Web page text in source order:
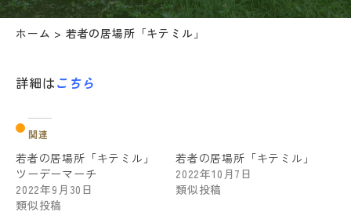
ホーム > 若者の居場所「キテミル」
詳細はこちら
関連
若者の居場所「キテミル」
ツーデーマーチ
2022年9月30日
類似投稿
若者の居場所「キテミル」
2022年10月7日
類似投稿